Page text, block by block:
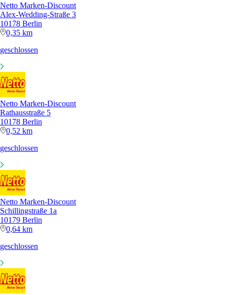
Netto Marken-Discount
Alex-Wedding-Straße 3
10178 Berlin
0,35 km
geschlossen
Netto Marken-Discount
Rathausstraße 5
10178 Berlin
0,52 km
geschlossen
Netto Marken-Discount
Schillingstraße 1a
10179 Berlin
0,64 km
geschlossen